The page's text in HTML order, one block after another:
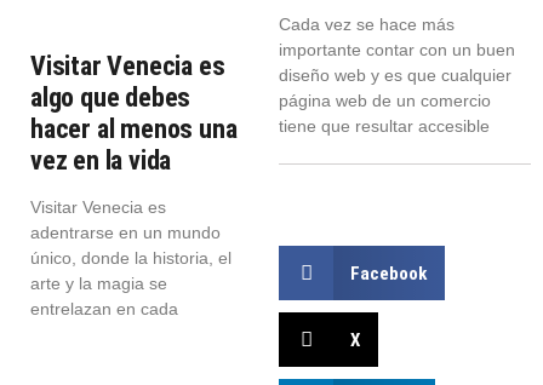
Visitar Venecia es
algo que debes
hacer al menos una
vez en la vida
Visitar Venecia es
adentrarse en un mundo
único, donde la historia, el
arte y la magia se
entrelazan en cada
Cada vez se hace más
importante contar con un buen
diseño web y es que cualquier
página web de un comercio
tiene que resultar accesible
Facebook
X